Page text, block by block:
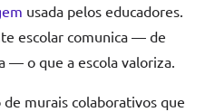
usada pelos educadores.
escolar comunica — de
o que a escola valoriza.
de murais colaborativos que